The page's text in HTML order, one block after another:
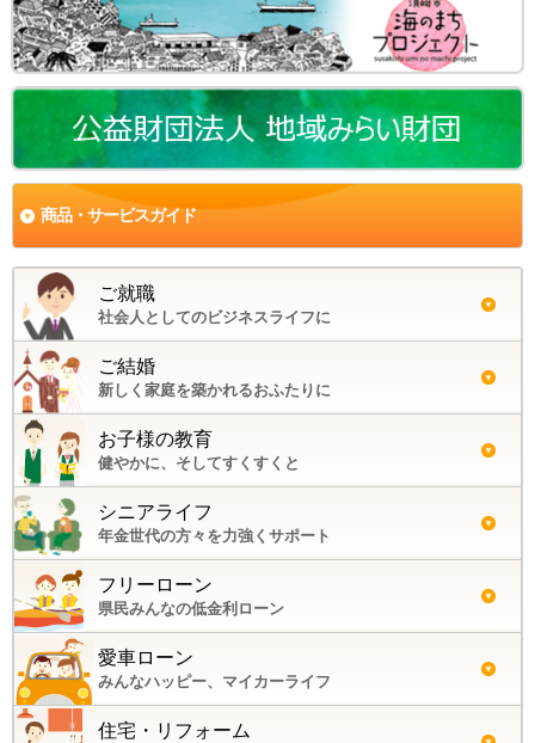
商品・サービスガイド
ご就職
社会人としてのビジネスライフに
ご結婚
新しく家庭を築かれるおふたりに
お子様の教育
健やかに、そしてすくすくと
シニアライフ
年金世代の方々を力強くサポート
フリーローン
県民みんなの低金利ローン
愛車ローン
みんなハッピー、マイカーライフ
住宅・リフォーム